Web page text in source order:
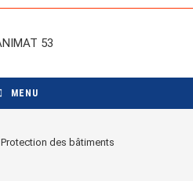
MENU
Protection des bâtiments